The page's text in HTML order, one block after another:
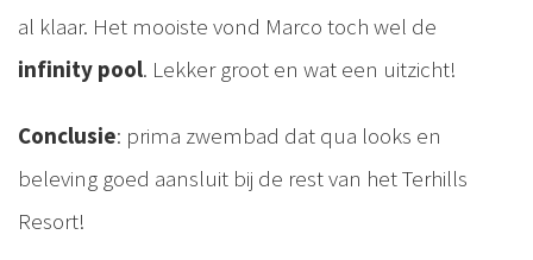
al klaar. Het mooiste vond Marco toch wel de
infinity pool. Lekker groot en wat een uitzicht!
Conclusie: prima zwembad dat qua looks en
beleving goed aansluit bij de rest van het Terhills
Resort!